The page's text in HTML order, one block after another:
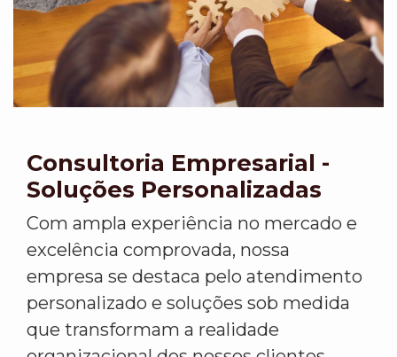
Consultoria Empresarial -
Soluções Personalizadas
Com ampla experiência no mercado e
excelência comprovada, nossa
empresa se destaca pelo atendimento
personalizado e soluções sob medida
que transformam a realidade